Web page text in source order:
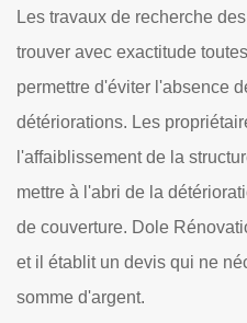
de
va
contre
d'une
Tricot, Dole
toute intervention pour
toiture et recherche de
connaître le tarif
ligne est à votre
un aperçu sur le tarif